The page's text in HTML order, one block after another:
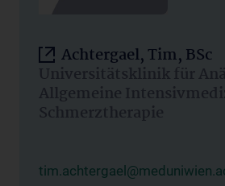
Achtergael, Tim, BSc
Universitätsklinik für
Allgemeine
Schmerztherapie